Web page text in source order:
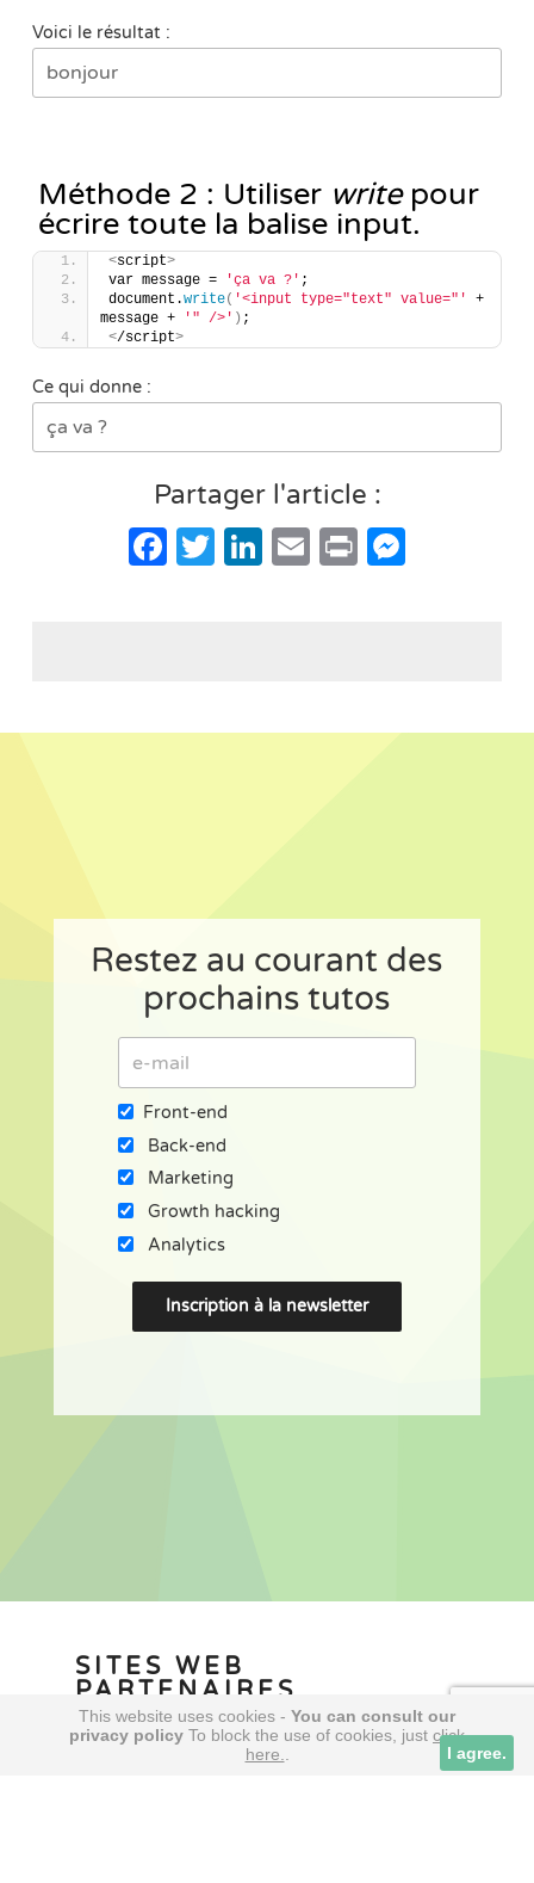
Tuto
Voici le résultat :
Méthode 2 : Utiliser writepour
écrire toute la balise input.
<script>
var message =
'ça va ?' ;
document.write( '<input type="text" value="'
+
message +
'" />' ) ;
</script>
Ce qui donne :
Partager l'article :
Facebook
Twitter
LinkedIn
Email
Print
Restez au courant des
prochains tutos
Front-end
Back-end
Marketing
Growth hacking
Analytics
SITES WEB
PARTENAIRES
la bibliothèque des meilleurs films & séries
This website uses cookies - You can consult our
privacy policy To block the use of cookies, just click
here.
I agree.
Cookies alive